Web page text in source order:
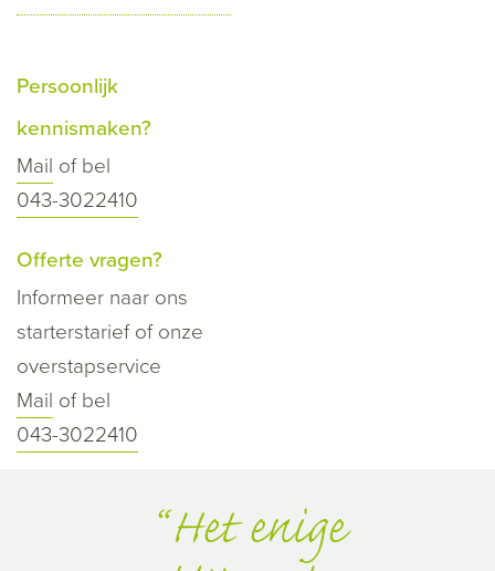
Persoonlijk
kennismaken?
Mail of bel
043-3022410
Offerte vragen?
Informeer naar ons
starterstarief of onze
overstapservice
Mail of bel
043-3022410
Het enige